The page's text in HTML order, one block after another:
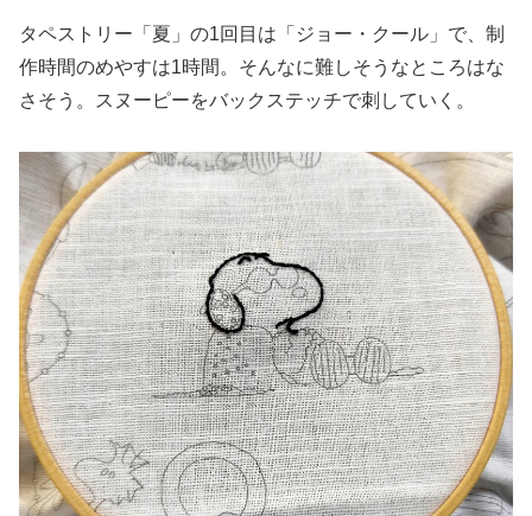
タペストリー「夏」の1回目は「ジョー・クール」で、制
作時間のめやすは1時間。そんなに難しそうなところはな
さそう。スヌーピーをバックステッチで刺していく。